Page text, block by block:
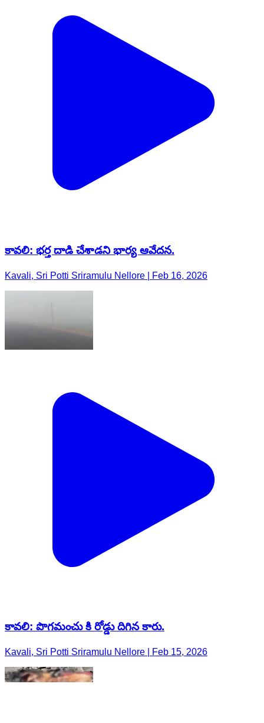
కావలి: భర్త దాడి చేశాడని భార్య ఆవేదన.
Kavali, Sri Potti Sriramulu Nellore | Feb 16, 2026
కావలి: పొగమంచు కి రోడ్డు దిగిన కారు.
Kavali, Sri Potti Sriramulu Nellore | Feb 15, 2026